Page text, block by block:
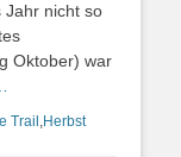
Jahr nicht so
Oktober) war
Trail ,Herbst